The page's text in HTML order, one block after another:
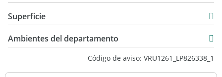
Alquiler
$ 675.000
Superficie
8 m2
Ambientes del departamento
Código de aviso: VRU1261_LP826338_1